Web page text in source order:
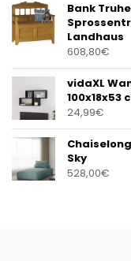
Bank
Landhaus
608,80€
vidaXL
100x18x53
24,99€
Sky
528,00€